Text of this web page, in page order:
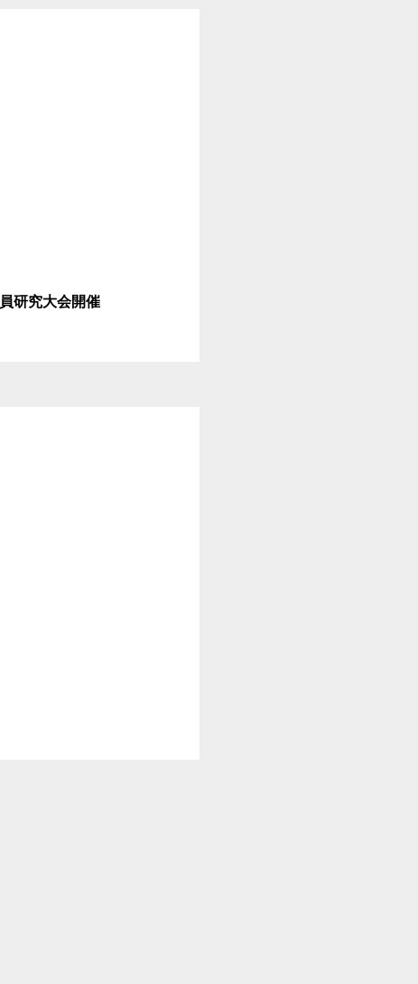
研究大会開催